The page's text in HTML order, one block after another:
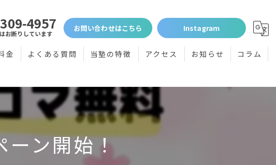
4957
お断りしています
お問い合わせはこちら Instagram
金 よくある質問 当塾の特徴
個別指導
小学生
高校受験
アクセス お知らせ コラム
ーン開始！